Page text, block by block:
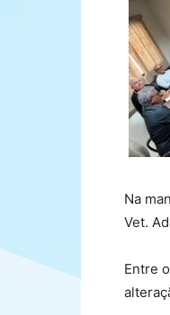
Na
Vet.
Entre